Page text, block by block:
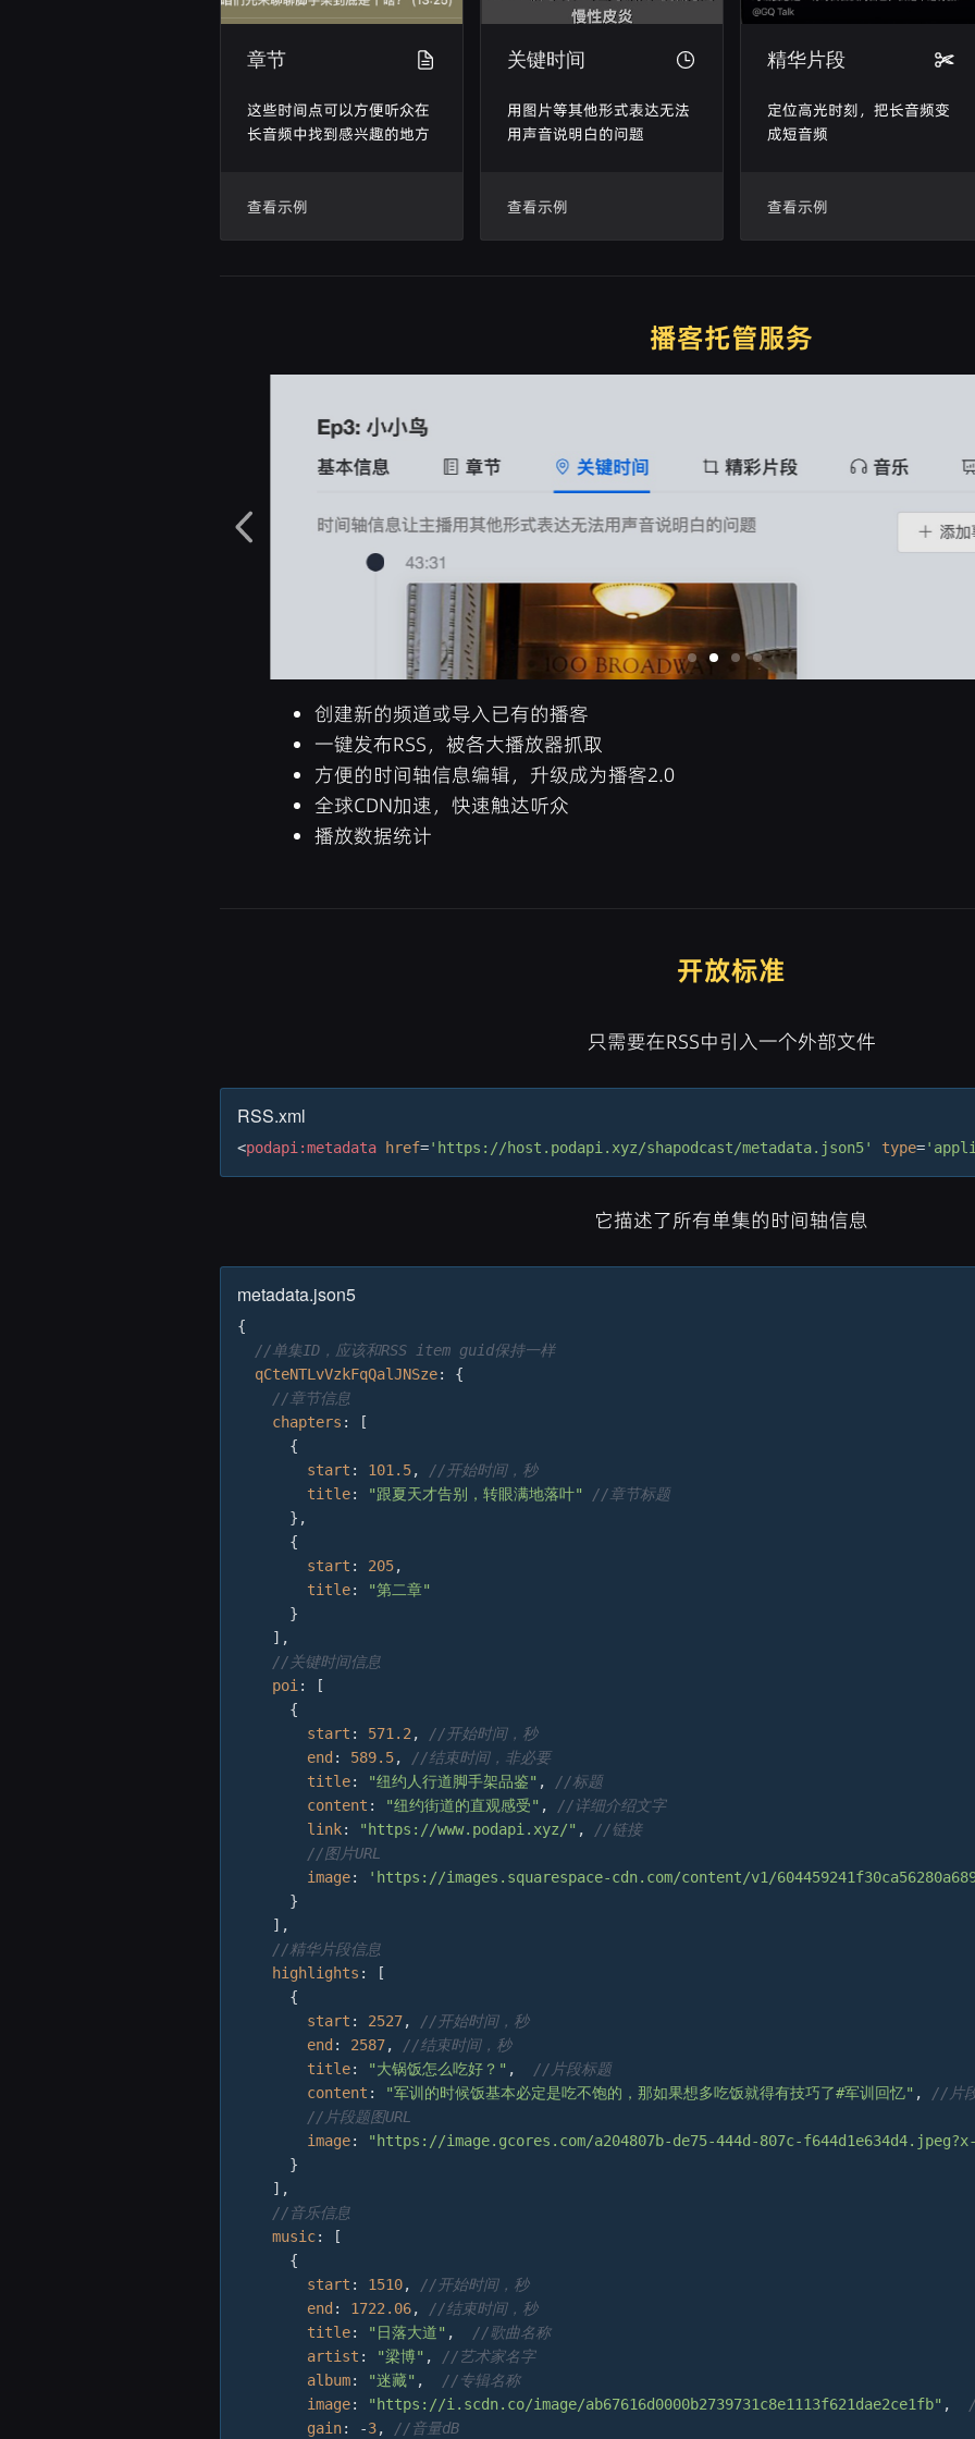
章节
这些时间点可以方便听众在
长音频中找到感兴趣的地方
查看示例
关键时间
用图片等其他形式表达无法
用声音说明白的问题
查看示例
精华片段
定位高光时刻，把长音频变
成短音频
查看示例
播客托管服务
创建新的频道或导入已有的播客
一键发布RSS，被各大播放器抓取
方便的时间轴信息编辑，升级成为播客2.0
全球CDN加速，快速触达听众
播放数据统计
开放标准
只需要在RSS中引入一个外部文件
RSS.xml
<podapi:metadata href='https://host.podapi.xyz/shapodcast/metadata.json5' type=
它描述了所有单集的时间轴信息
metadata.json5
{
//单集ID，应该和RSS item guid保持一样
qCteNTLvVzkFqQalJNSze: {
//章节信息
chapters : [
      {
start : 101.5,
//开始时间，秒
title: "跟夏天才告别，转眼满地落叶"
//章节标题
      },
      {
start : 205,
title:
"第二章"
      }
    ],
//关键时间信息
poi : [
      {
start : 571.2 ,
//开始时间，秒
end : 589.5,
//结束时间，非必要
title: "纽约人行道脚手架品鉴" ,
//标题
content : "纽约街道的直观感受" ,
//详细介绍文字
link: "https://www.podapi.xyz/" ,
//链接
//图片URL
image:
'https://images.squarespace-cdn.com/content/v1/604459241f30ca56280a689b/
      }
    ],
//精华片段信息
highlights : [
      {
start : 2527,
//开始时间，秒
end : 2587,
//结束时间，秒
title: "大锅饭怎么吃好？" ,
//片段标题
content : "军训的时候饭基本必定是吃不饱的，那如果想多吃饭就得有技巧了#军训回忆" ,
//片
//片段题图URL
image:
"https://image.gcores.com/a204807b-de75-444d-807c-
      }
    ],
//音乐信息
music: [
      {
start : 1510,
//开始时间，秒
end : 1722.06,
//结束时间，秒
title: "日落大道" ,
//歌曲名称
artist : "梁博" ,
//艺术家名字
album: "迷藏" ,
//专辑名称
image: "https://i.scdn.co/image/ab67616d0000b2739731c8e1113f621dae2ce1fb" ,
gain: -3, //音量dB